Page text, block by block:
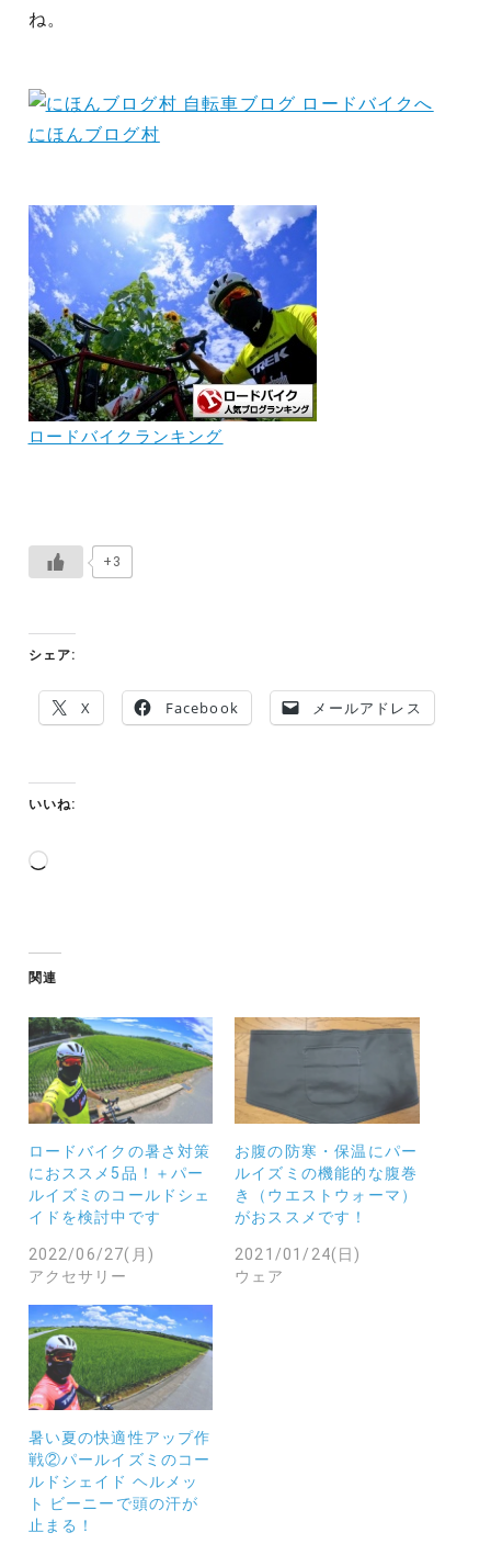
ね。
にほんブログ村
ロードバイクランキング
+3
シェア:
X Facebook メールアドレス
いいね:
読
中…
関連
ロードバイクの暑さ対策
におススメ5品！＋パー
ルイズミのコールドシェ
イドを検討中です
2022/06/27(月)
アクセサリー
お腹の防寒・保温にパー
ルイズミの機能的な腹巻
き（ウエストウォーマ）
がおススメです！
2021/01/24(日)
ウェア
暑い夏の快適性アップ作
戦②パールイズミのコー
ルドシェイド ヘルメッ
ト ビーニーで頭の汗が
止まる！